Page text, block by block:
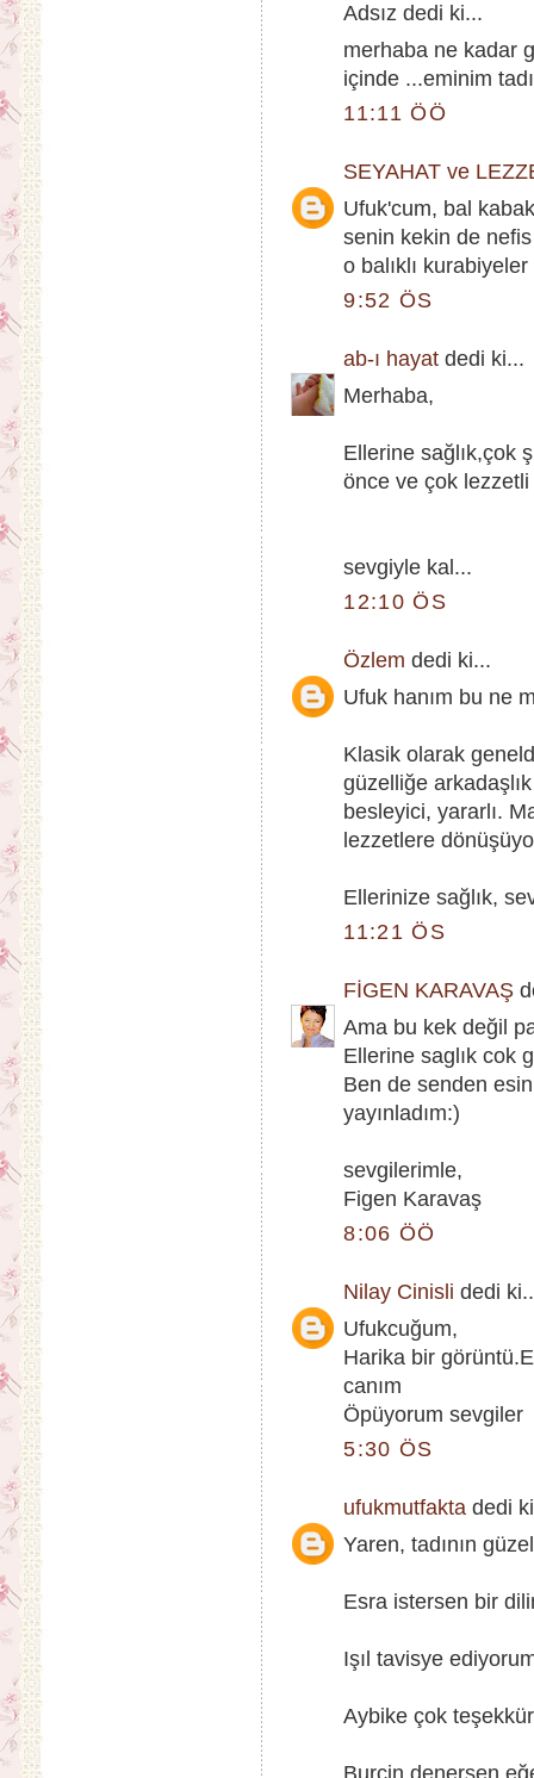
Adsız dedi ki...
merhaba ne kadar
içinde ...eminim
11:11 ÖÖ
SEYAHAT ve
Ufuk'cum, bal
senin kekin de
o balıklı
9:52 ÖS
ab-ı hayat dedi ki...
Merhaba,
Ellerine sağlık,çok
önce ve çok
sevgiyle kal...
12:10 ÖS
Özlem dedi ki...
Ufuk hanım bu ne
Klasik olarak
güzelliğe
besleyici, yararlı.
lezzetlere
Ellerinize sağlık,
11:21 ÖS
FİGEN KARAVAŞ
Ama bu kek değil
Ellerine saglık cok
Ben de senden
yayınladım:)
sevgilerimle,
Figen Karavaş
8:06 ÖÖ
Nilay Cinisli dedi
Ufukcuğum,
Harika bir
canım
Öpüyorum sevgiler
5:30 ÖS
ufukmutfakta dedi
Yaren, tadının
Esra istersen bir
Işıl tavisye
Aybike çok
Burçin denersen